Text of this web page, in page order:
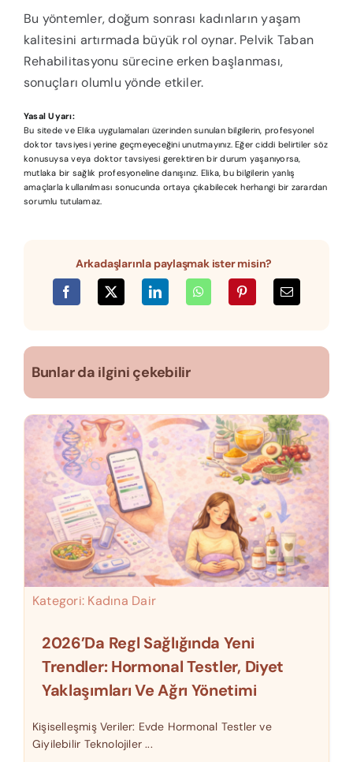
Bu yöntemler, doğum sonrası kadınların yaşam
kalitesini artırmada büyük rol oynar. Pelvik Taban
Rehabilitasyonu sürecine erken başlanması,
sonuçları olumlu yönde etkiler.
Yasal Uyarı:
Bu sitede ve Elika uygulamaları üzerinden sunulan bilgilerin, profesyonel
doktor tavsiyesi yerine geçmeyeceğini unutmayınız. Eğer ciddi belirtiler söz
konusuysa veya doktor tavsiyesi gerektiren bir durum yaşanıyorsa,
mutlaka bir sağlık profesyoneline danışınız. Elika, bu bilgilerin yanlış
amaçlarla kullanılması sonucunda ortaya çıkabilecek herhangi bir zarardan
sorumlu tutulamaz.
Arkadaşlarınla paylaşmak ister misin?
Bunlar da ilgini çekebilir
Kategori: Kadına Dair
2026’da Regl Sağlığında Yeni
Trendler: Hormonal Testler, Diyet
Yaklaşımları Ve Ağrı Yönetimi
Kişiselleşmiş Veriler: Evde Hormonal Testler ve
Giyilebilir Teknolojiler ...